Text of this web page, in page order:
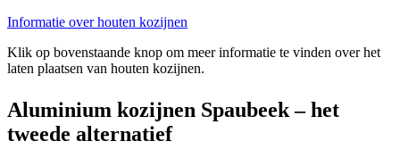
Informatie over houten kozijnen
Klik op bovenstaande knop om meer informatie te vinden over het
laten plaatsen van houten kozijnen.
Aluminium kozijnen Spaubeek – het
tweede alternatief